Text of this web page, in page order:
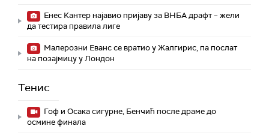
Енес Кантер најавио пријаву за ВНБА драфт – жели
да тестира правила лиге
Малерозни Еванс се вратио у Жалгирис, па послат
на позајмицу у Лондон
Тенис
Гоф и Осака сигурне, Бенчић после драме до
осмине финала